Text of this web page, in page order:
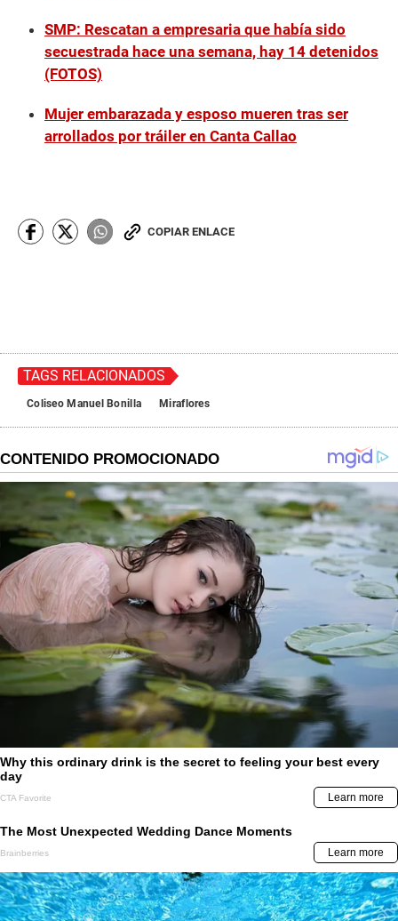
SMP: Rescatan a empresaria que había sido
secuestrada hace una semana, hay 14 detenidos
(FOTOS)
Mujer embarazada y esposo mueren tras ser
arrollados por tráiler en Canta Callao
COPIAR ENLACE
TAGS RELACIONADOS
Coliseo Manuel Bonilla Miraflores